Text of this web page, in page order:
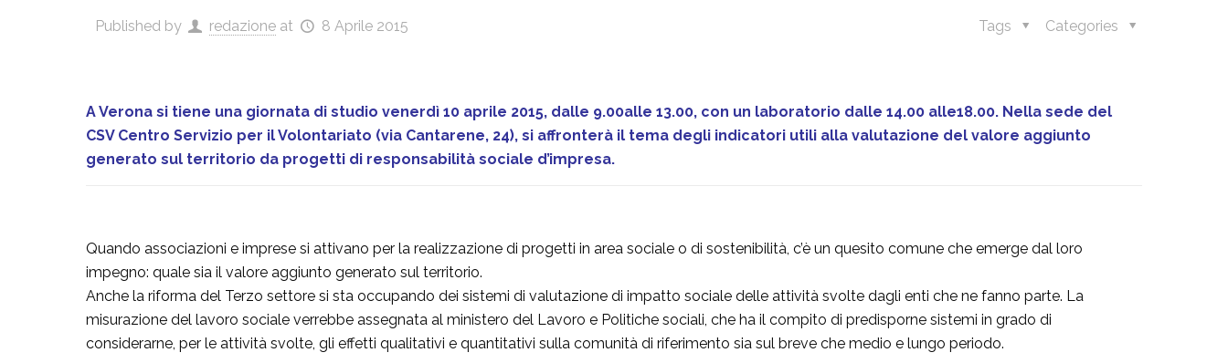
Published by redazione at 8 Aprile 2015 Categories
Tags
A Verona si tiene una giornata di studio venerdì 10 aprile 2015, dalle 9.00alle 13.00, con un laboratorio dalle 14.00 alle18.00. Nella sede del
CSV Centro Servizio per il Volontariato (via Cantarene, 24), si affronterà il tema degli indicatori utili alla valutazione del valore aggiunto
generato sul territorio da progetti di responsabilità sociale d’impresa.
Quando associazioni e imprese si attivano per la realizzazione di progetti in area sociale o di sostenibilità, c’è un quesito comune che emerge dal loro
impegno: quale sia il valore aggiunto generato sul territorio.
Anche la riforma del Terzo settore si sta occupando dei sistemi di valutazione di impatto sociale delle attività svolte dagli enti che ne fanno parte. La
misurazione del lavoro sociale verrebbe assegnata al ministero del Lavoro e Politiche sociali, che ha il compito di predisporne sistemi in grado di
considerarne, per le attività svolte, gli effetti qualitativi e quantitativi sulla comunità di riferimento sia sul breve che medio e lungo periodo.